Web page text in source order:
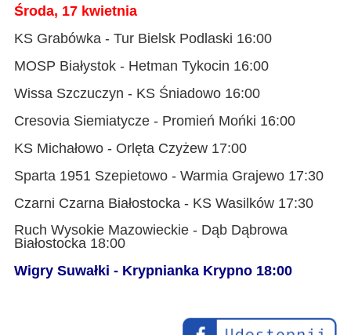
Środa, 17 kwietnia
KS Grabówka - Tur Bielsk Podlaski 16:00
MOSP Białystok - Hetman Tykocin 16:00
Wissa Szczuczyn - KS Śniadowo 16:00
Cresovia Siemiatycze - Promień Mońki 16:00
KS Michałowo - Orlęta Czyżew 17:00
Sparta 1951 Szepietowo - Warmia Grajewo 17:30
Czarni Czarna Białostocka - KS Wasilków 17:30
Ruch Wysokie Mazowieckie - Dąb Dąbrowa
Białostocka 18:00
Wigry Suwałki - Krypnianka Krypno 18:00